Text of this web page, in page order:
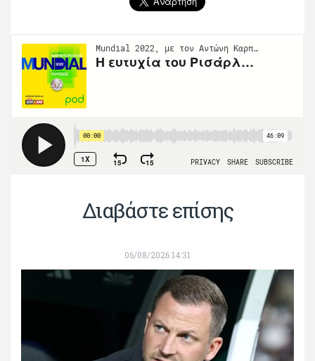
Διαβάστε επίσης
06/08/2026 14:31